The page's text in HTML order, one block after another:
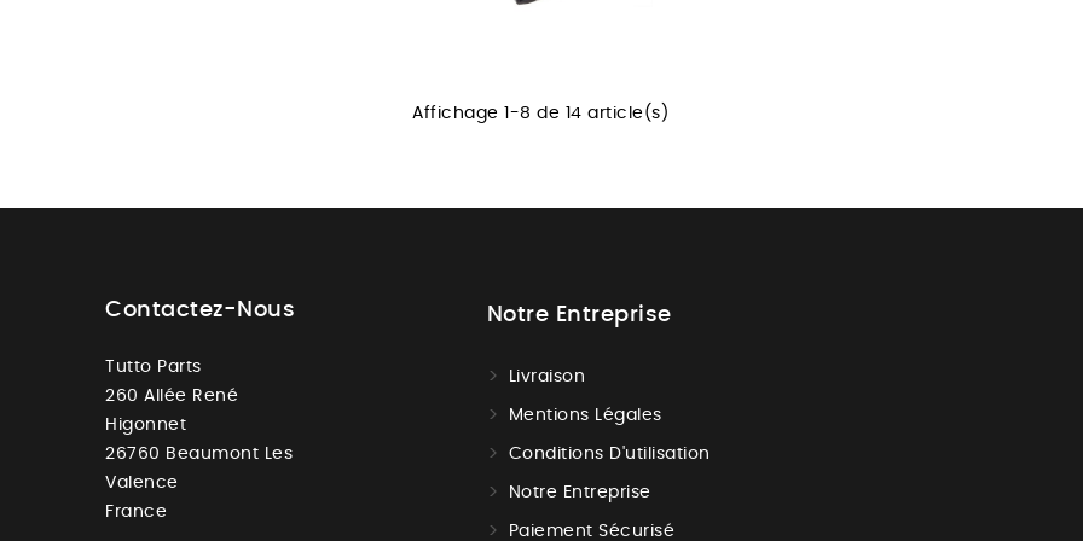
Affichage 1-8 de 14 article(s)
Contactez-Nous
Tutto Parts
260 Allée René
Higonnet
26760 Beaumont Les
Valence
France
Notre Entreprise
Livraison
Mentions Légales
Conditions D'utilisation
Notre Entreprise
Paiement Sécurisé